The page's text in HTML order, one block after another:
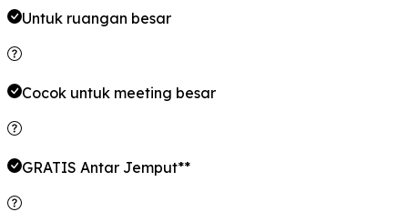
Untuk ruangan besar
Cocok untuk meeting besar
GRATIS Antar Jemput**